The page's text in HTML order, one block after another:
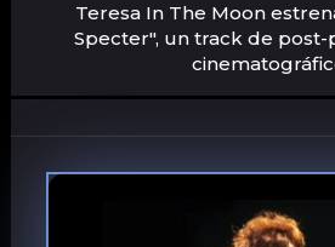
Teresa In The Moon
Specter", un track de